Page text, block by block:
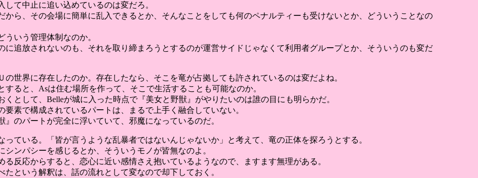
て中止に追い込めているのは変だろ。
から、その会場に簡単に乱入できるとか、そんなことをしても何のペナルティーも受けないとか、どういうことなの
いう管理体制なのか。
に追放されないのも、それを取り締まろうとするのが運営サイドじゃなくて利用者グループとか、そういうのも変だ
世界に存在したのか。存在したなら、そこを竜が占拠しても許されているのは変だよね。
ると、Asは住む場所を作って、そこで生活することも可能なのか。
として、Belleが城に入った時点で『美女と野獣』がやりたいのは誰の目にも明らかだ。
素で構成されているパートは、まるで上手く融合していない。
のパートが完全に浮いていて、邪魔になっているのだ。
ている。「皆が言うような乱暴者ではないんじゃないか」と考えて、竜の正体を探ろうとする。
ンパシーを感じるとか、そういうモノが皆無なのよ。
反応からすると、恋心に近い感情さえ抱いているようなので、ますます無理がある。
という解釈は、話の流れとして変なので却下しておく。